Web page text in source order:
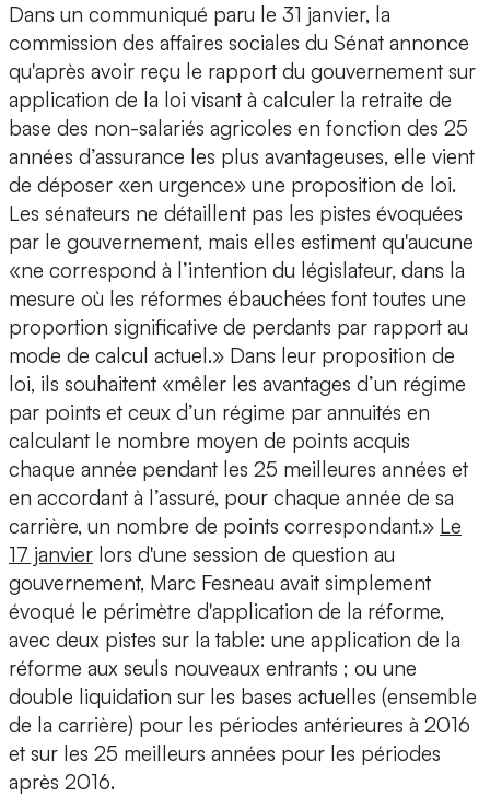
Dans un communiqué paru le 31 janvier, la
commission des affaires sociales du Sénat annonce
qu'après avoir reçu le rapport du gouvernement sur
application de la loi visant à calculer la retraite de
base des non-salariés agricoles en fonction des 25
années d’assurance les plus avantageuses, elle vient
de déposer «en urgence» une proposition de loi.
Les sénateurs ne détaillent pas les pistes évoquées
par le gouvernement, mais elles estiment qu'aucune
«ne correspond à l’intention du législateur, dans la
mesure où les réformes ébauchées font toutes une
proportion significative de perdants par rapport au
mode de calcul actuel.» Dans leur proposition de
loi, ils souhaitent «mêler les avantages d’un régime
par points et ceux d’un régime par annuités en
calculant le nombre moyen de points acquis
chaque année pendant les 25 meilleures années et
en accordant à l’assuré, pour chaque année de sa
carrière, un nombre de points correspondant.» Le
17 janvier lors d'une session de question au
gouvernement, Marc Fesneau avait simplement
évoqué le périmètre d'application de la réforme,
avec deux pistes sur la table: une application de la
réforme aux seuls nouveaux entrants ; ou une
double liquidation sur les bases actuelles (ensemble
de la carrière) pour les périodes antérieures à 2016
et sur les 25 meilleurs années pour les périodes
après 2016.